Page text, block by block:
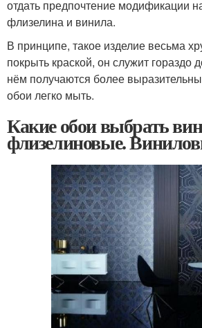
отдать предпочтение модификации
флизелина и винила.
В принципе, такое изделие весьма
покрыть краской, он служит гораздо
нём получаются более
обои легко мыть.
Какие обои выбрать
флизелиновые.